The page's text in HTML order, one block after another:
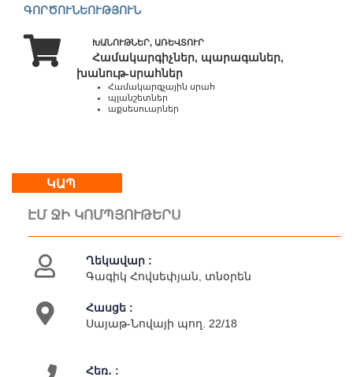
10:00
20:00
Կրկ
10:00
մասին
Կապ
Գործունեություն
ԳՈՐԾՈՒՆԵՈՒԹՅՈՒՆ
ԽԱՆՈՒԹՆԵՐ, ԱՌԵՎՏՈՒՐ
Համակարգիչներ, պարագաներ,
խանութ-սրահներ
Համակարգչային սրահ
պլանշետներ
աքսեսուարներ
ԿԱՊ
ԷՄ ՋԻ ԿՈՄՊՅՈՒԹԵՐՍ
Ղեկավար :
Գագիկ Հովսեփյան, տնօրեն
Հասցե :
Սայաթ-Նովայի պող. 22/18
Հեռ․ :